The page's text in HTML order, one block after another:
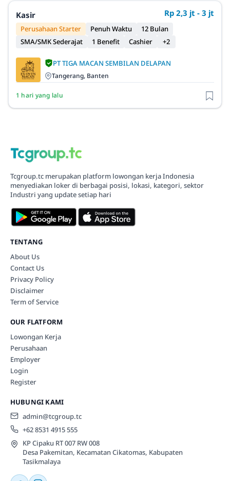
Kasir Rp 2,3 jt - 3 jt
Perusahaan Starter Penuh Waktu
12 Bulan
SMA/SMK Sederajat
1 Benefit Cashier +2
PT TIGA MACAN SEMBILAN DELAPAN
Tangerang, Banten
1 hari yang lalu
Tcgroup.tc merupakan platform lowongan kerja Indonesia
menyediakan loker di berbagai posisi, lokasi, kategori, sektor
Industri yang update setiap hari
TENTANG
About Us
Contact Us
Privacy Policy
Disclaimer
Term of Service
OUR FLATFORM
Lowongan Kerja
Perusahaan
Employer
Login
Register
HUBUNGI KAMI
admin@tcgroup.tc
+62 8531 4915 555
KP Cipaku RT 007 RW 008
Desa Pakemitan, Kecamatan Cikatomas, Kabupaten
Tasikmalaya